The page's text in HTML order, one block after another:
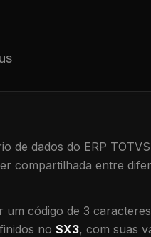
de dados do ERP
compartilhada entre
código de 3
no SX3, com suas